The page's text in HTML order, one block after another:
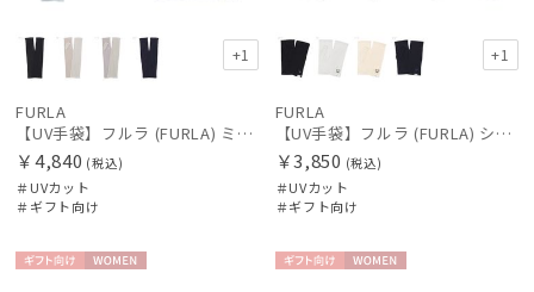
+1
FURLA
【UV手袋】フルラ (FURLA) ミディアム ＵＶ手袋 FURLAロゴ 指無し
￥4,840 (税込)
＃UVカット
＃ギフト向け
+1
FURLA
【UV手袋】フルラ (FURLA) ショート ＵＶ手袋 ベア 指無し
￥3,850 (税込)
＃UVカット
＃ギフト向け